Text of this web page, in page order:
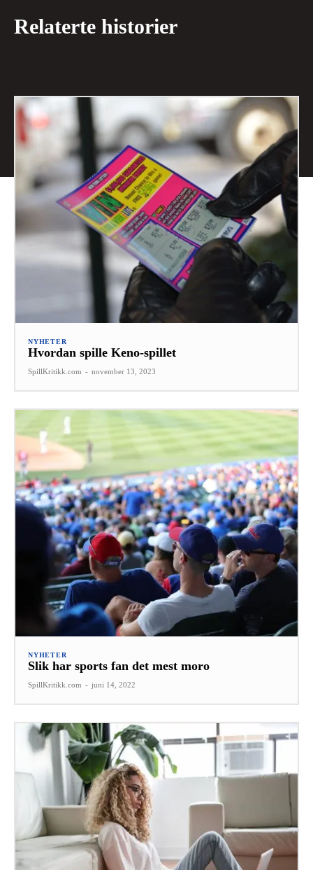
Relaterte historier
NYHETER
Hvordan spille Keno-spillet
SpillKritikk.com - november 13, 2023
NYHETER
Slik har sports fan det mest moro
SpillKritikk.com - juni 14, 2022